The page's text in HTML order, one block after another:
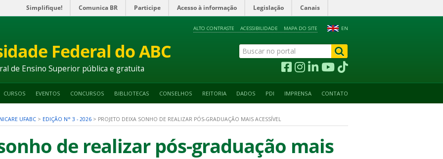
Simplifique! Comunica BR Participe Acesso à informação Legislação Canais
EN
ALTO CONTRASTE ACESSIBILIDADE MAPA DO SITE
Federal do ABC
de Ensino Superior pública e gratuita
CURSOS EVENTOS CONCURSOS BIBLIOTECAS CONSELHOS REITORIA DADOS PDI IMPRENSA CONTATO
UFABC > EDIÇÃO N° 3 - 2026 > PROJETO DEIXA SONHO DE REALIZAR PÓS-GRADUAÇÃO MAIS ACESSÍVEL
de realizar pós-graduação mais